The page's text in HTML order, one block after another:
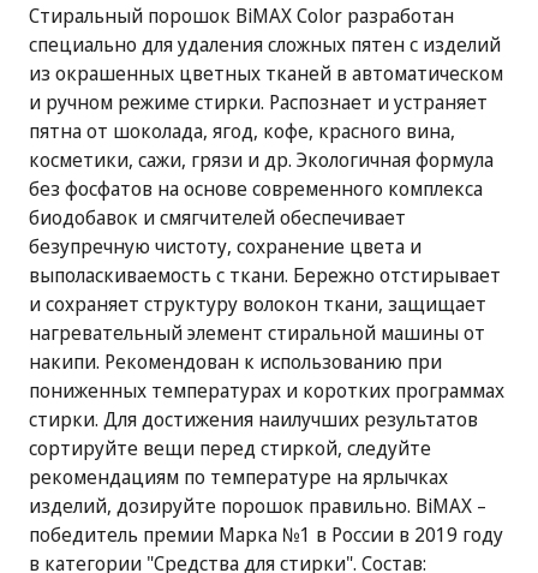
Стиральный порошок BiMAX Color разработан
специально для удаления сложных пятен с изделий
из окрашенных цветных тканей в автоматическом
и ручном режиме стирки. Распознает и устраняет
пятна от шоколада, ягод, кофе, красного вина,
косметики, сажи, грязи и др. Экологичная формула
без фосфатов на основе современного комплекса
биодобавок и смягчителей обеспечивает
безупречную чистоту, сохранение цвета и
выполаскиваемость с ткани. Бережно отстирывает
и сохраняет структуру волокон ткани, защищает
нагревательный элемент стиральной машины от
накипи. Рекомендован к использованию при
пониженных температурах и коротких программах
стирки. Для достижения наилучших результатов
сортируйте вещи перед стиркой, следуйте
рекомендациям по температуре на ярлычках
изделий, дозируйте порошок правильно. BiMAX –
победитель премии Марка №1 в России в 2019 году
в категории "Средства для стирки". Состав: